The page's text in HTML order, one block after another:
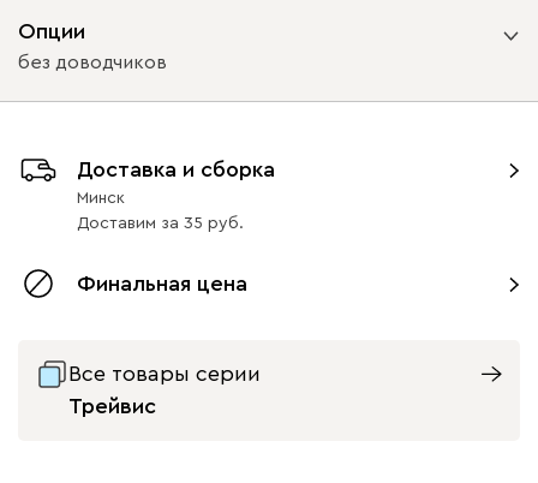
Опции
без доводчиков
без доводчиков с доводчиками
Доставка и сборка
Минск
Доставим за 35
Финальная цена
Все товары серии
Трейвис